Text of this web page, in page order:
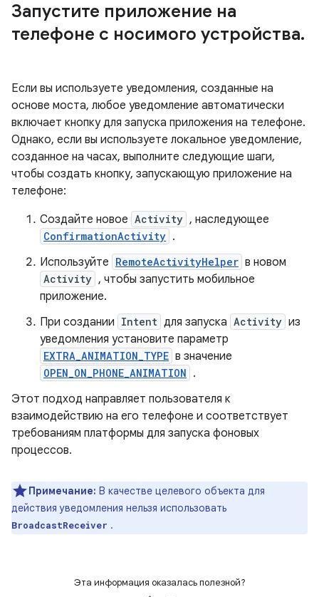
Запустите приложение на
телефоне с носимого устройства.
Если вы используете уведомления, созданные на
основе моста, любое уведомление автоматически
включает кнопку для запуска приложения на телефоне.
Однако, если вы используете локальное уведомление,
созданное на часах, выполните следующие шаги,
чтобы создать кнопку, запускающую приложение на
телефоне:
Создайте новое Activity , наследующее
ConfirmationActivity .
Используйте RemoteActivityHelper в новом
Activity , чтобы запустить мобильное
приложение.
При создании Intent для запуска Activity из
уведомления установите параметр
EXTRA_ANIMATION_TYPE в значение
OPEN_ON_PHONE_ANIMATION .
Этот подход направляет пользователя к
взаимодействию на его телефоне и соответствует
требованиям платформы для запуска фоновых
процессов.
Примечание: В качестве целевого объекта для
действия уведомления нельзя использовать
BroadcastReceiver .
Эта информация оказалась полезной?